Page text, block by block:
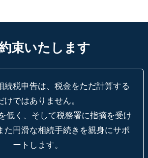
束いたします
続税申告は、税金をただ計算する
けではありません。
低く、そして税務署に指摘を受け
た円滑な相続手続きを親身にサポ
ートします。